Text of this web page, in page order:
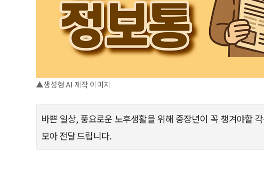
▲생성형 AI 제작 이미지
바쁜 일상, 풍요로운 노후생활을 위해 중장년이 꼭 챙겨야할
모아 전달 드립니다.